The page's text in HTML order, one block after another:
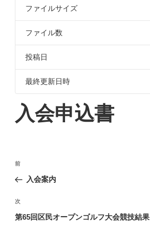
ファイルサイズ
ファイル数
投稿日
最終更新日時
入会申込書
投
ナ
ビ
ゲ
前
の
稿
前
入会案内
次
の
次
第65回区民オープンゴルフ大会競技結果